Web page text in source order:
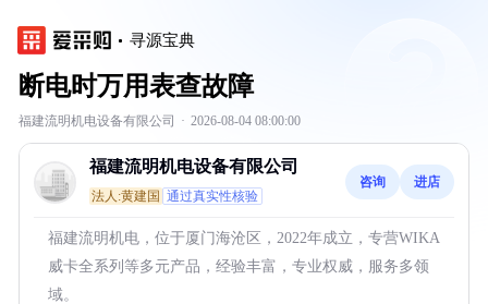
寻源宝典
断电时万用表查故障
福建流明机电设备有限公司 · 2026-08-04 08:00:00
福建流明机电设备有限公司
法人:黄建国 通过真实性核验
咨询 进店
福建流明机电，位于厦门海沧区，2022年成立，专营WIKA
威卡全系列等多元产品，经验丰富，专业权威，服务多领
域。